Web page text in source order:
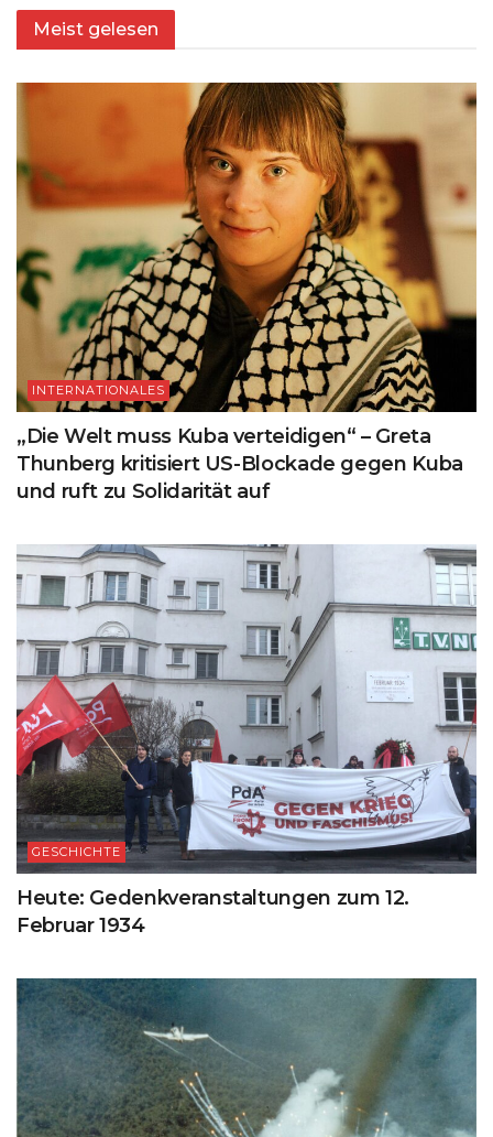
Meist gelesen
INTERNATIONALES
„Die Welt muss Kuba verteidigen“ – Greta
Thunberg kritisiert US-Blockade gegen Kuba
und ruft zu Solidarität auf
GESCHICHTE
Heute: Gedenkveranstaltungen zum 12.
Februar 1934